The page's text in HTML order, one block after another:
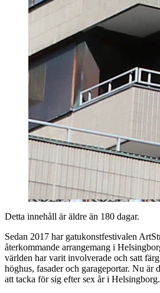
Detta innehåll är äldre än 180 dagar.
Sedan 2017 har gatukonstfestivalen
återkommande arrangemang i
världen har varit involverade och satt
höghus, fasader och garageportar. Nu är
att tacka för sig efter sex år i Helsingborg.